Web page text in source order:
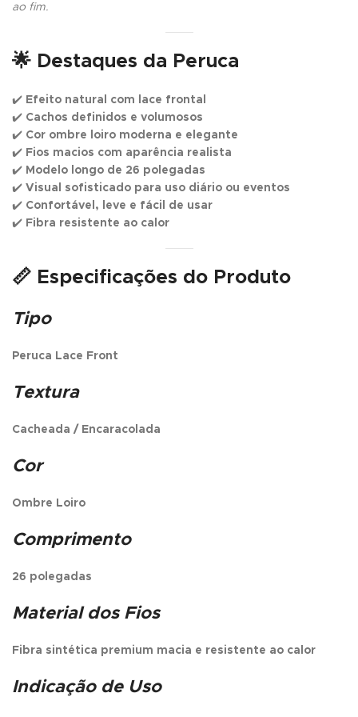
ao fim.
🌟 Destaques da Peruca
✔️ Efeito natural com lace frontal
✔️ Cachos definidos e volumosos
✔️ Cor ombre loiro moderna e elegante
✔️ Fios macios com aparência realista
✔️ Modelo longo de 26 polegadas
✔️ Visual sofisticado para uso diário ou eventos
✔️ Confortável, leve e fácil de usar
✔️ Fibra resistente ao calor
📏 Especificações do Produto
Tipo
Peruca Lace Front
Textura
Cacheada / Encaracolada
Cor
Ombre Loiro
Comprimento
26 polegadas
Material dos Fios
Fibra sintética premium macia e resistente ao calor
Indicação de Uso